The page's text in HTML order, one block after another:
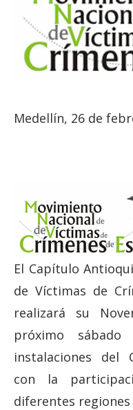
Medellín, 26 de
El Capítulo
de Víctimas de
realizará su
próximo
instalaciones del
con la
diferentes